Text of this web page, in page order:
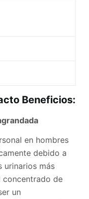
Beneficios:
en hombres
debido a
urinarios más
concentrado de
un